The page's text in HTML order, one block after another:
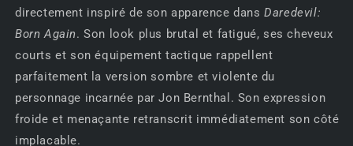
directement inspiré de son apparence dansDaredevil:
Born Again. Son look plus brutal et fatigué, ses cheveux
courts et son équipement tactique rappellent
parfaitement la version sombre et violente du
personnage incarnée par Jon Bernthal. Son expression
froide et menaçante retranscrit immédiatement son côté
implacable.